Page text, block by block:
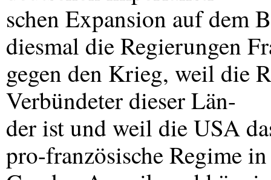
schen Expansion auf dem
diesmal die Regierungen
gegen den Krieg, weil die
Verbündeter dieser Län-
der ist und weil dieUSA
pro-französische Regime